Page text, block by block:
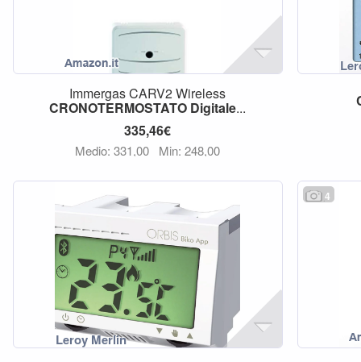
Immergas CARV2 Wireless
CRONOTERMOSTATO Digitale...
335,46€
Medio: 331,00 Min: 248,00
4